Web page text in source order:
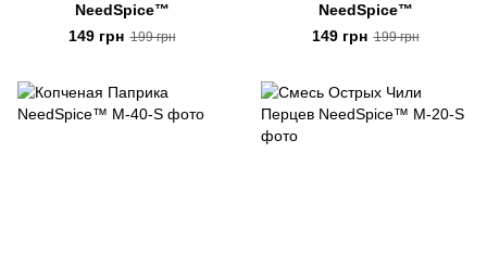
NeedSpice™
149 грн 199 грн
NeedSpice™
149 грн 199 грн